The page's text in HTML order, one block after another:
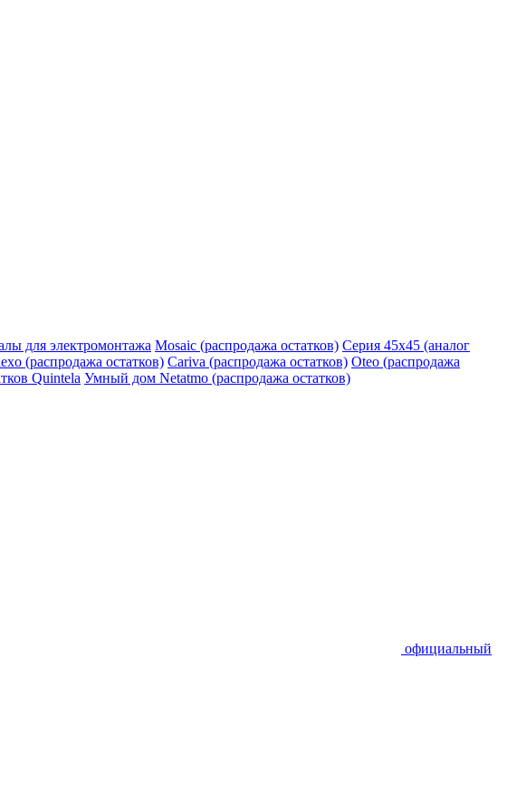
для электромонтажа Mosaic (распродажа остатков) Серия 45х45 (аналог
(распродажа остатков) Cariva (распродажа остатков) Oteo (распродажа
Quintela Умный дом Netatmo (распродажа остатков)
официальный